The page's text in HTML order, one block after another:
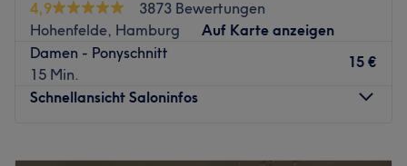
4,9
3873 Bewertungen
Hohenfelde, Hamburg
Auf Karte anzeigen
Damen - Ponyschnitt
15 Min.
15 €
Schnellansicht Saloninfos